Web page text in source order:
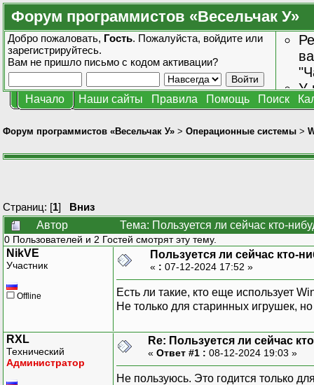
Форум программистов «Весельчак У»
Добро пожаловать, Гость. Пожалуйста, войдите или
зарегистрируйтесь.
Вам не пришло письмо с кодом активации?
У
Начало Наши сайты Правила Помощь Поиск
Форум программистов «Весельчак У» > Операционные системы >
Страниц: [1] Вниз
Автор
Тема: Пользуется ли сейчас кто-
0 Пользователей и 2 Гостей смотрят эту тему.
NikVE
Участник
Offline
Пользуется ли сейчас кто-
« : 07-12-2024 17:52 »
Есть ли такие, кто еще использует
Не только для старинных игрушек,
RXL
Технический
Администратор
Re: Пользуется ли сейчас
« Ответ #1 : 08-12-2024 19:03 »
Не пользуюсь. Это годится только